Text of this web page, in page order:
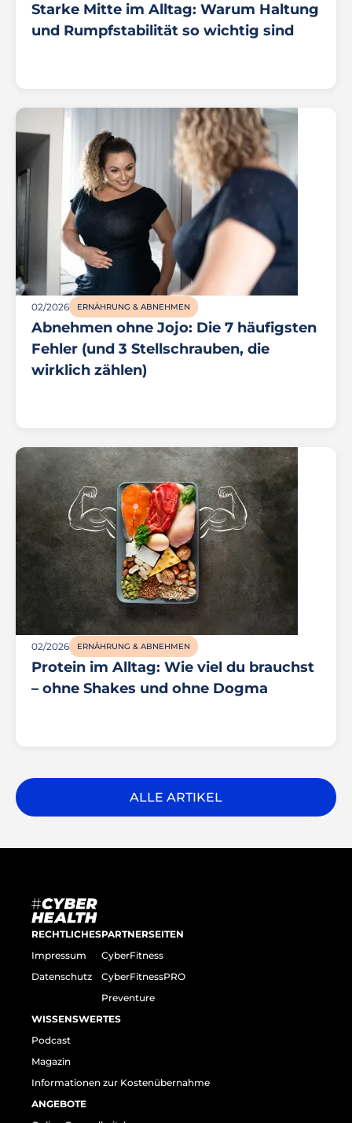
Starke Mitte im Alltag: Warum Haltung
und Rumpfstabilität so wichtig sind
02/2026 ERNÄHRUNG & ABNEHMEN
Abnehmen ohne Jojo: Die 7 häufigsten
Fehler (und 3 Stellschrauben, die
wirklich zählen)
02/2026 ERNÄHRUNG & ABNEHMEN
Protein im Alltag: Wie viel du brauchst
– ohne Shakes und ohne Dogma
ALLE ARTIKEL
RECHTLICHES
Impressum
Datenschutz
PARTNERSEITEN
CyberFitness
CyberFitnessPRO
Preventure
WISSENSWERTES
Podcast
Magazin
Informationen zur Kostenübernahme
ANGEBOTE